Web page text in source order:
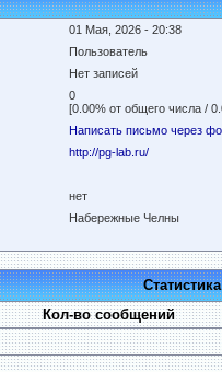
01 Мая, 2026 - 20:38
Пользователь
Нет записей
0
[0.00% от общего числа /
Написать письмо через
http://pg-lab.ru/
нет
Набережные Челны
Кол-во сообщений